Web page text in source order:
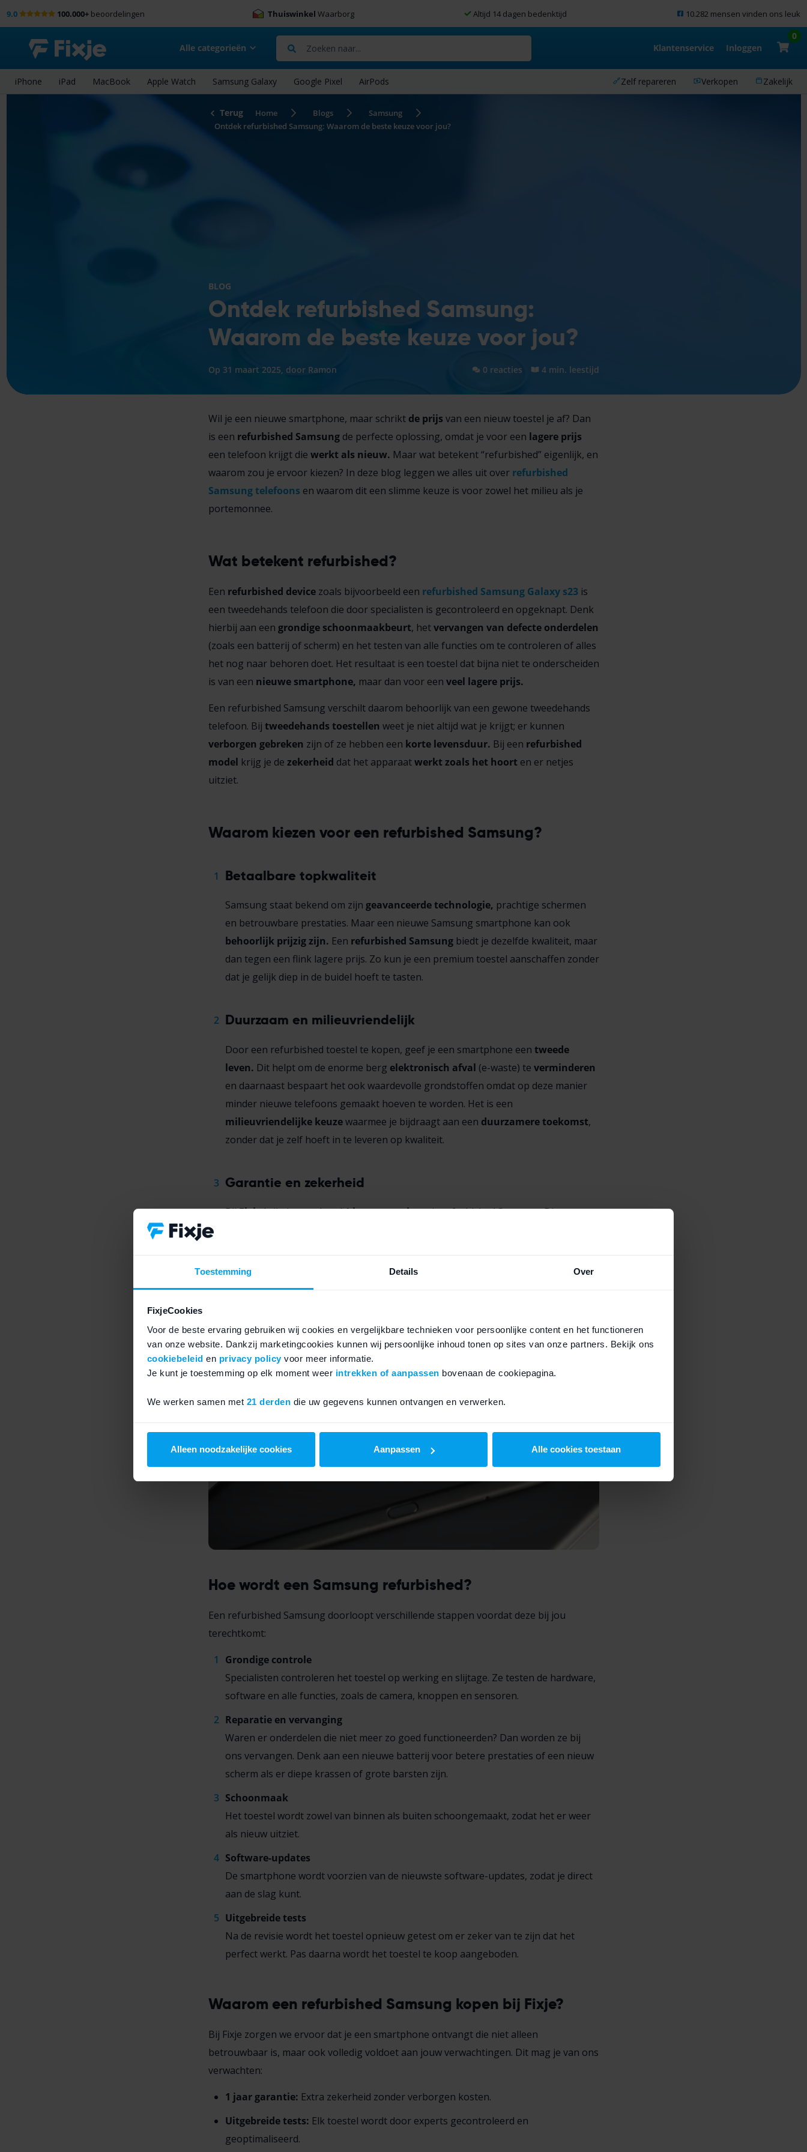
Toestemming Details Over
FixjeCookies
Voor de beste ervaring gebruiken wij cookies en vergelijkbare technieken voor persoonlijke content en het functioneren
van onze website. Dankzij marketingcookies kunnen wij persoonlijke inhoud tonen op sites van onze partners. Bekijk ons
cookiebeleid en privacy policyvoor meer informatie.
Je kunt je toestemming op elk moment weer intrekken of aanpassen bovenaan de cookiepagina.
We werken samen met 21 derden die uw gegevens kunnen ontvangen en verwerken.
Alleen noodzakelijke cookies Aanpassen Alle cookies toestaan
9.0 100.000+beoordelingen Thuiswinkel Waarborg Altijd 14 dagen bedenktijd 10.282 mensen vinden ons leuk
Alle categorieën
Zoeken
Klantenservice Inloggen
0
iPhone iPad MacBook Apple Watch Samsung Galaxy Google Pixel AirPods Zelf repareren Verkopen Zakelijk
Terug Home Blogs
Samsung
Ontdek refurbished Samsung: Waarom de beste keuze voor jou?
BLOG
Ontdek refurbished Samsung:
Waarom de beste keuze voor jou?
Op 31 maart 2025, door Ramon 0 reacties 4 min. leestijd
Wil je een nieuwe smartphone, maar schrikt de prijs van een nieuw toestel je af? Dan
is een refurbished Samsungde perfecte oplossing, omdat je voor een lagere prijs
een telefoon krijgt die werkt als nieuw. Maar wat betekent “refurbished” eigenlijk, en
waarom zou je ervoor kiezen? In deze blog leggen we alles uit over refurbished
Samsung telefoons en waarom dit een slimme keuze is voor zowel het milieu als je
portemonnee.
Wat betekent refurbished?
Een refurbished devicezoals bijvoorbeeld een refurbished Samsung Galaxy s23is
een tweedehands telefoon die door specialisten is gecontroleerd en opgeknapt. Denk
hierbij aan een grondige schoonmaakbeurt, hetvervangen van defecte onderdelen
(zoals een batterij of scherm) en het testen van alle functies om te controleren of alles
het nog naar behoren doet. Het resultaat is een toestel dat bijna niet te onderscheiden
is van een nieuwe smartphone, maar dan voor een veel lagere prijs.
Een refurbished Samsung verschilt daarom behoorlijk van een gewone tweedehands
telefoon. Bij tweedehands toestellen weet je niet altijd wat je krijgt; er kunnen
verborgen gebreken zijn of ze hebben een korte levensduur. Bij een refurbished
model krijg je de zekerheid dat het apparaatwerkt zoals het hoorten er netjes
uitziet.
Waarom kiezen voor een refurbished Samsung?
Betaalbare topkwaliteit
Samsung staat bekend om zijn geavanceerde technologie, prachtige schermen
en betrouwbare prestaties. Maar een nieuwe Samsung smartphone kan ook
behoorlijk prijzig zijn. Een refurbished Samsungbiedt je dezelfde kwaliteit, maar
dan tegen een flink lagere prijs. Zo kun je een premium toestel aanschaffen zonder
dat je gelijk diep in de buidel hoeft te tasten.
Duurzaam en milieuvriendelijk
Door een refurbished toestel te kopen, geef je een smartphone een tweede
leven. Dit helpt om de enorme berg elektronisch afval (e-waste) te verminderen
en daarnaast bespaart het ook waardevolle grondstoffen omdat op deze manier
minder nieuwe telefoons gemaakt hoeven te worden. Het is een
milieuvriendelijke keuzewaarmee je bijdraagt aan een duurzamere toekomst,
zonder dat je zelf hoeft in te leveren op kwaliteit.
Garantie en zekerheid
BijFixjekrijg je standaard1 jaar garantieop je refurbished Samsung. Dit
dat alles naar behoren werkt.
Hoe wordt een Samsung refurbished?
Een refurbished Samsung doorloopt verschillende stappen voordat deze bij jou
terechtkomt:
Grondige controle
Specialisten controleren het toestel op werking en slijtage. Ze testen de hardware,
software en alle functies, zoals de camera, knoppen en sensoren.
Reparatie en vervanging
Waren er onderdelen die niet meer zo goed functioneerden? Dan worden ze bij
ons vervangen. Denk aan een nieuwe batterij voor betere prestaties of een nieuw
scherm als er diepe krassen of grote barsten zijn.
Schoonmaak
Het toestel wordt zowel van binnen als buiten schoongemaakt, zodat het er weer
als nieuw uitziet.
Software-updates
De smartphone wordt voorzien van de nieuwste software-updates, zodat je direct
aan de slag kunt.
Uitgebreide tests
Na de revisie wordt het toestel opnieuw getest om er zeker van te zijn dat het
perfect werkt. Pas daarna wordt het toestel te koop aangeboden.
Waarom een refurbished Samsung kopen bij Fixje?
Bij Fixje zorgen we ervoor dat je een smartphone ontvangt die niet alleen
betrouwbaar is, maar ook volledig voldoet aan jouw verwachtingen. Dit mag je van ons
verwachten:
1 jaar garantie: Extra zekerheid zonder verborgen kosten.
Uitgebreide tests: Elk toestel wordt door experts gecontroleerd en
geoptimaliseerd.